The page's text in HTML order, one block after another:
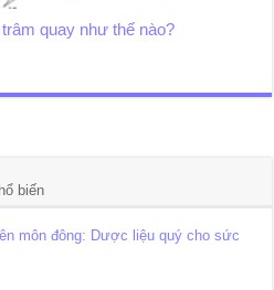
quay như thế nào?
biến
môn đông: Dược liệu quý cho sức